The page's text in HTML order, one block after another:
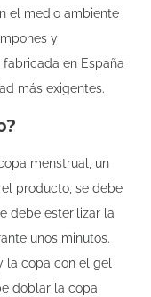
el medio ambiente
y
en España
más exigentes.
menstrual, un
producto, se debe
debe esterilizar la
unos minutos.
la copa con el gel
doblar la copa